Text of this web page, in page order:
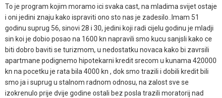
To je program kojim moramo ici svaka cast, na mladima svijet ostaje
i oni jedini znaju kako ispraviti ono sto nas je zadesilo..Imam 51
godinu suprug 56, sinovi 28 i 30, jedini koji radi cijelu godinu je mladji
sin koi je dobio posao na 1600 kn napravili smo kucu sanjsli kako ce
biti dobro baviti se turizmom, u nedostatku novaca kako bi zavrsili
apartmane podignemo hipotekarni kredit srecom u kunama 420000
kn na pocetku je rata bila 4000 kn , dok smo trazili i dobili kredit bili
smo ja i suprug u stalnom radnom odnosu, na zalost sve se
izokrenulo prije dvije godine ostali bez posla trazili moratorij nad